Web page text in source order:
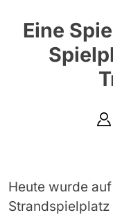
Eine
Heute wurde